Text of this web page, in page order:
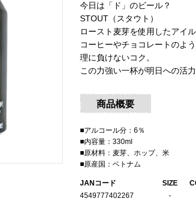
今日は「ド」のビール？
STOUT（スタウト）
ロースト麦芽を使用したアイ
コーヒーやチョコレートのよ
理に負けないコク。
この力強い一杯が明日への活力
商品概要
■アルコール分：6％
■内容量：330ml
■原材料：麦芽、ホップ、米
■原産国：ベトナム
JANコード SIZE
4549777402267
-